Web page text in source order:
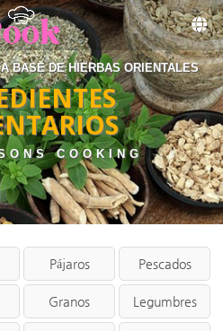
to menu
BASE DE HIERBAS ORIENTALES
COOKING
Pájaros Pescados
Granos Legumbres